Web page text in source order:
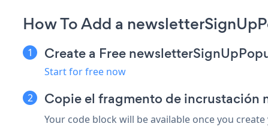
How To Add a
Create a Free
Start for free now
Copie el fragmento de incrustación
Your code block will be available once you